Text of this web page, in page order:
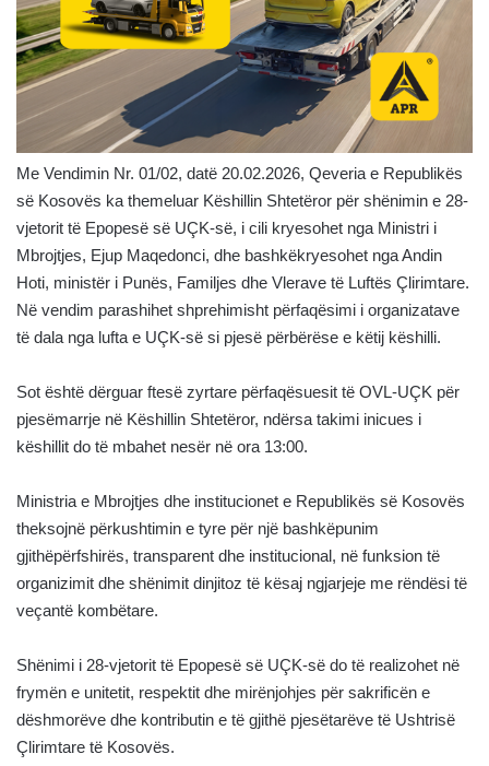
Me Vendimin Nr. 01/02, datë 20.02.2026, Qeveria e Republikës
së Kosovës ka themeluar Këshillin Shtetëror për shënimin e 28-
vjetorit të Epopesë së UÇK-së, i cili kryesohet nga Ministri i
Mbrojtjes, Ejup Maqedonci, dhe bashkëkryesohet nga Andin
Hoti, ministër i Punës, Familjes dhe Vlerave të Luftës Çlirimtare.
Në vendim parashihet shprehimisht përfaqësimi i organizatave
të dala nga lufta e UÇK-së si pjesë përbërëse e këtij këshilli.
Sot është dërguar ftesë zyrtare përfaqësuesit të OVL-UÇK për
pjesëmarrje në Këshillin Shtetëror, ndërsa takimi inicues i
këshillit do të mbahet nesër në ora 13:00.
Ministria e Mbrojtjes dhe institucionet e Republikës së Kosovës
theksojnë përkushtimin e tyre për një bashkëpunim
gjithëpërfshirës, transparent dhe institucional, në funksion të
organizimit dhe shënimit dinjitoz të kësaj ngjarjeje me rëndësi të
veçantë kombëtare.
Shënimi i 28-vjetorit të Epopesë së UÇK-së do të realizohet në
frymën e unitetit, respektit dhe mirënjohjes për sakrificën e
dëshmorëve dhe kontributin e të gjithë pjesëtarëve të Ushtrisë
Çlirimtare të Kosovës.